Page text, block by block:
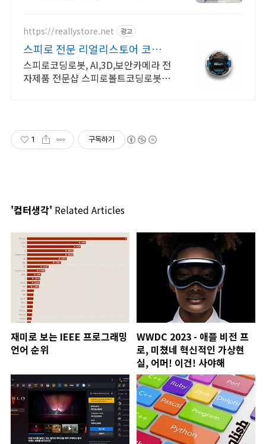
https://reallystore.net 광고
스피로 전문 리얼리스토어 코딩교
육을 쉽고 재밌게
스피로코딩로봇, AI,3D,보안카메라 전
자제품 전문샵 스피로볼트코딩로봇,
1 구독하기
'컴터생각' Related Articles
재미로 보는 IEEE 프로그래밍
언어 순위
WWDC 2023 - 애플 비전 프
로, 미쳤네 혁신적인 가상현
실, 어머! 이건! 사야해